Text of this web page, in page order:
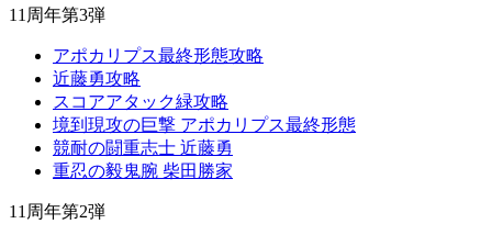
11周年第3弾
アポカリプス最終形態攻略
近藤勇攻略
スコアアタック緑攻略
境到現攻の巨撃 アポカリプス最終形態
競耐の闘重志士 近藤勇
重忍の毅鬼腕 柴田勝家
11周年第2弾